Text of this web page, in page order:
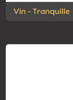
Vin - Tranquille